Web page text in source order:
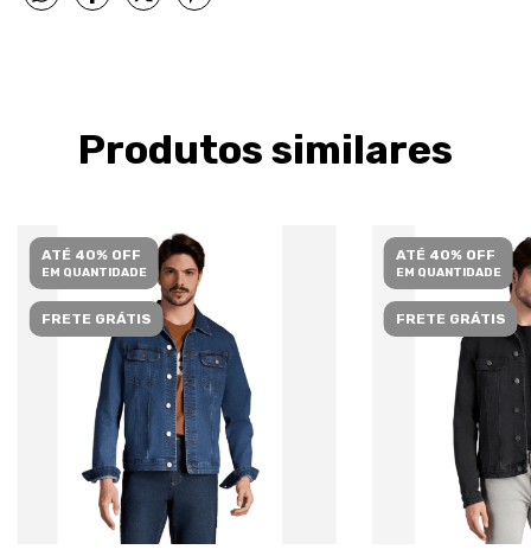
Produtos similares
ATÉ 40% OFF
EM QUANTIDADE
FRETE GRÁTIS
ATÉ 40% OFF
EM QUANTIDADE
FRETE GRÁTIS